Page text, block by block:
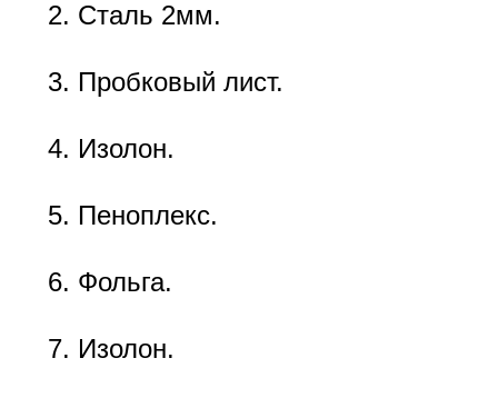
Сталь 2мм.
Пробковый лист.
Изолон.
Пеноплекс.
Фольга.
Изолон.